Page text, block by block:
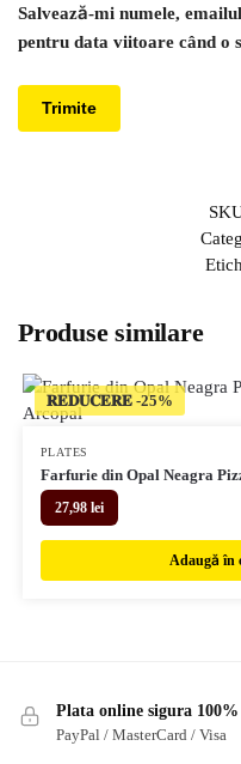
Salvează-mi numele,
pentru data viitoare când o
Produse similare
𝐑𝐄𝐃𝐔𝐂𝐄𝐑𝐄
PLATES
Farfurie din Opal Neagra
27,98 lei
Adaugă în
Plata online sigura 100%
PayPal / MasterCard / Visa